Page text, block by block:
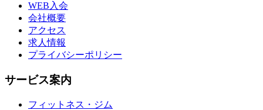
WEB入会
会社概要
アクセス
求人情報
プライバシーポリシー
サービス案内
フィットネス・ジム